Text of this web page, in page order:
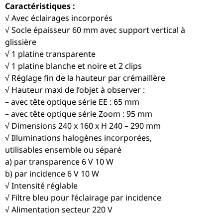
Caractéristiques :
√ Avec éclairages incorporés
√ Socle épaisseur 60 mm avec support vertical à
glissière
√ 1 platine transparente
√ 1 platine blanche et noire et 2 clips
√ Réglage fin de la hauteur par crémaillère
√ Hauteur maxi de l’objet à observer :
– avec tête optique série EE : 65 mm
– avec tête optique série Zoom : 95 mm
√ Dimensions 240 x 160 x H 240 – 290 mm
√ Illuminations halogènes incorporées,
utilisables ensemble ou séparé
a) par transparence 6 V 10 W
b) par incidence 6 V 10 W
√ Intensité réglable
√ Filtre bleu pour l’éclairage par incidence
√ Alimentation secteur 220 V